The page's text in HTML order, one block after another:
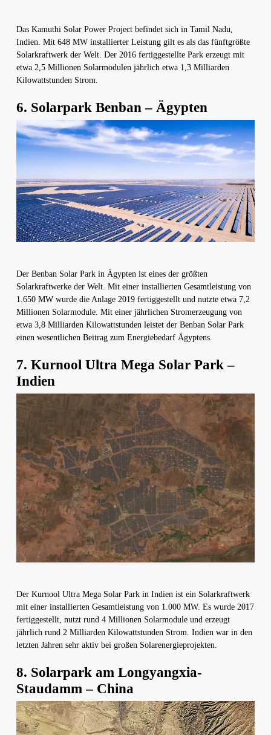
Das Kamuthi Solar Power Project befindet sich in Tamil Nadu,
Indien. Mit 648 MW installierter Leistung gilt es als das fünftgrößte
Solarkraftwerk der Welt. Der 2016 fertiggestellte Park erzeugt mit
etwa 2,5 Millionen Solarmodulen jährlich etwa 1,3 Milliarden
Kilowattstunden Strom.
6. Solarpark Benban – Ägypten
Der Benban Solar Park in Ägypten ist eines der größten
Solarkraftwerke der Welt. Mit einer installierten Gesamtleistung von
1.650 MW wurde die Anlage 2019 fertiggestellt und nutzte etwa 7,2
Millionen Solarmodule. Mit einer jährlichen Stromerzeugung von
etwa 3,8 Milliarden Kilowattstunden leistet der Benban Solar Park
einen wesentlichen Beitrag zum Energiebedarf Ägyptens.
7. Kurnool Ultra Mega Solar Park –
Indien
Der Kurnool Ultra Mega Solar Park in Indien ist ein Solarkraftwerk
mit einer installierten Gesamtleistung von 1.000 MW. Es wurde 2017
fertiggestellt, nutzt rund 4 Millionen Solarmodule und erzeugt
jährlich rund 2 Milliarden Kilowattstunden Strom. Indien war in den
letzten Jahren sehr aktiv bei großen Solarenergieprojekten.
8. Solarpark am Longyangxia-
Staudamm – China